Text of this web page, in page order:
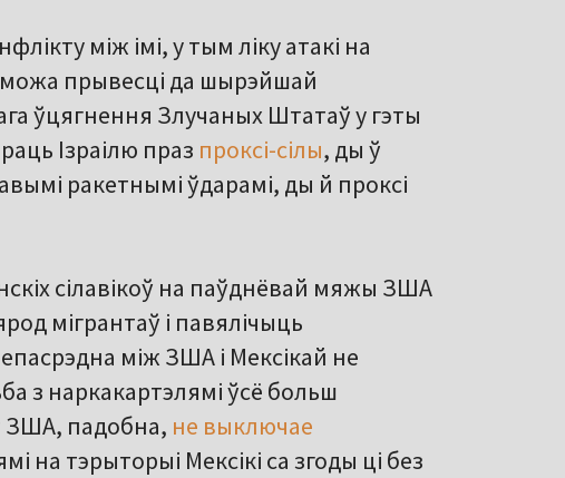
між імі, у тым ліку атакі на
прывесці да шырэйшай
ўцягнення Злучаных Штатаў у гэты
Ізраілю праз проксі-сілы, ды ў
ракетнымі ўдарамі, ды й проксі
сілавікоў на паўднёвай мяжы ЗША
мігрантаў і павялічыць
між ЗША і Мексікай не
з наркакартэлямі ўсё больш
ЗША, падобна, не выключае
на тэрыторыі Мексікі са згоды ці без